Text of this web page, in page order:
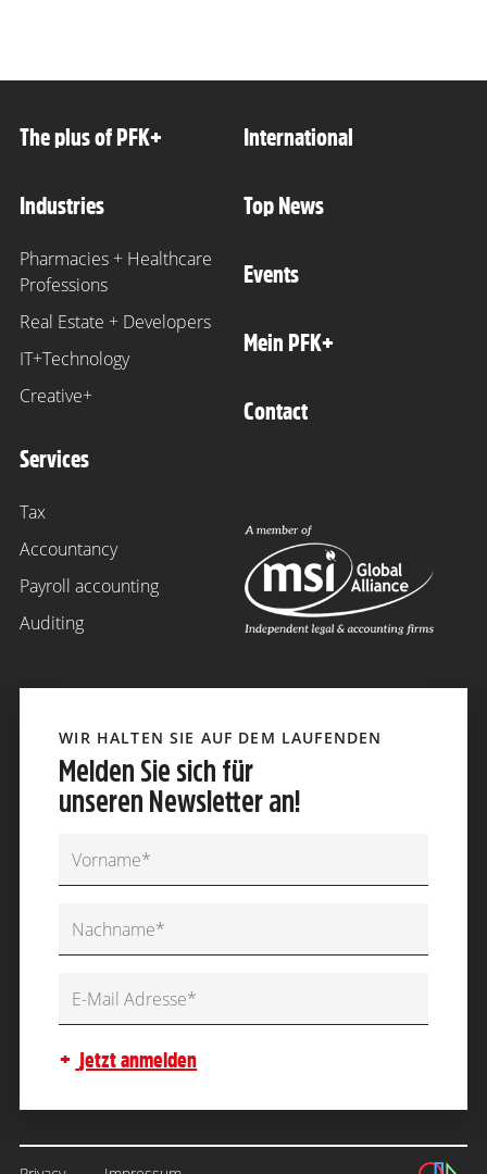
The plus of PFK+
Industries
Pharmacies + Healthcare
Professions
Real Estate + Developers
IT+Technology
Creative+
Services
Tax
Accountancy
Payroll accounting
Auditing
International
Top News
Events
Mein PFK+
Contact
WIR HALTEN SIE AUF DEM LAUFENDEN
Melden Sie sich für
unseren Newsletter an!
jetzt anmelden